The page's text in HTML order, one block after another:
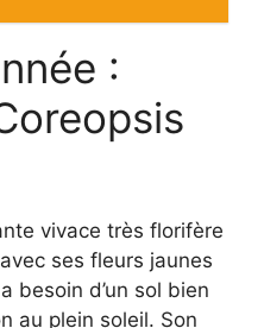
:
vivace très florifère
ses fleurs jaunes
besoin d’un sol bien
au plein soleil. Son